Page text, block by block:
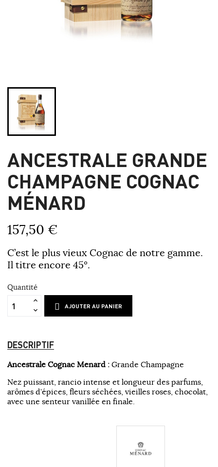
ANCESTRALE GRANDE
CHAMPAGNE COGNAC
MÉNARD
157,50 €
C’est le plus vieux Cognac de notre gamme.
Il titre encore 45°.
Quantité
AJOUTER AU PANIER
DESCRIPTIF
Ancestrale Cognac Menard : Grande Champagne
Nez puissant, rancio intense et longueur des parfums,
arômes d’épices, fleurs séchées, vieilles roses, chocolat,
avec une senteur vanillée en finale.